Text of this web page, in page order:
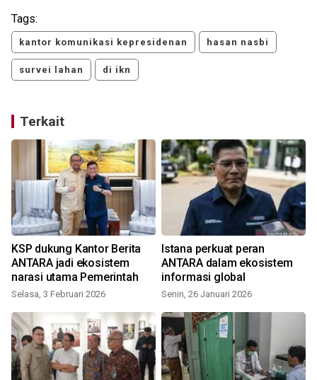
Tags:
kantor komunikasi kepresidenan hasan nasbi
survei lahan di ikn
Terkait
KSP dukung Kantor Berita
ANTARA jadi ekosistem
narasi utama Pemerintah
Selasa, 3 Februari 2026
Istana perkuat peran
ANTARA dalam ekosistem
informasi global
Senin, 26 Januari 2026